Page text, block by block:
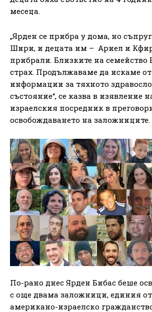
месеца.
„Ярден се прибра у дома, но
Шири, и децата им – Ариел и
прибрали. Близките на семейство
страх. Продължаваме да искаме
информации за тяхното
състояние“, се казва в изявление
израелския посредник в
освобождаването на заложниците.
По-рано днес Ярден Бибас беше
с още двама заложници, единия от
американо-израелско